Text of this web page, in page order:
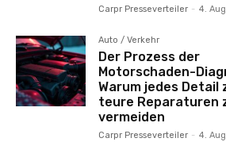
Carpr Presseverteiler - 4.
Auto / Verkehr
Der Prozess der
Motorschaden-
Warum jedes Detail
teure Reparaturen
vermeiden
Carpr Presseverteiler - 4.